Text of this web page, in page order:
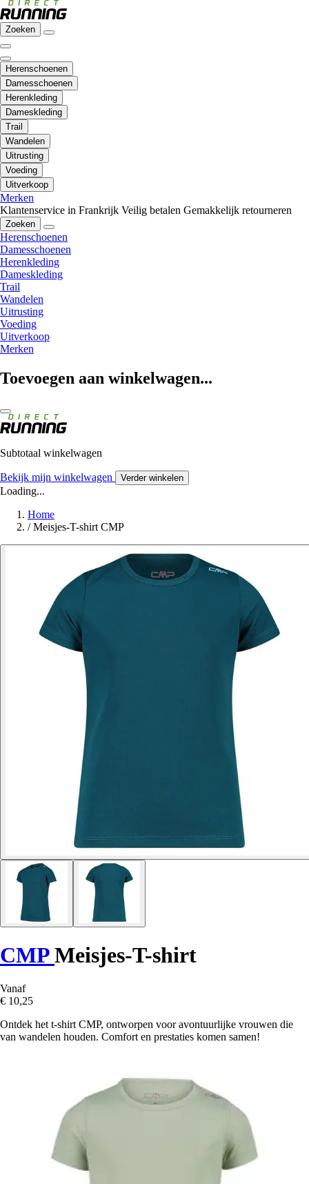
Zoeken
Herenschoenen
Damesschoenen
Herenkleding
Dameskleding
Trail
Wandelen
Uitrusting
Voeding
Uitverkoop
Merken
Klantenservice in Frankrijk Veilig betalen Gemakkelijk retourneren
Zoeken
Herenschoenen
Damesschoenen
Herenkleding
Dameskleding
Trail
Wandelen
Uitrusting
Voeding
Uitverkoop
Merken
Toevoegen aan winkelwagen...
Subtotaal winkelwagen
Bekijk mijn winkelwagen Verder winkelen
Loading...
Home
/ Meisjes-T-shirt CMP
CMPMeisjes-T-shirt
Vanaf
€ 10,25
Ontdek het t-shirt CMP, ontworpen voor avontuurlijke vrouwen die
van wandelen houden. Comfort en prestaties komen samen!